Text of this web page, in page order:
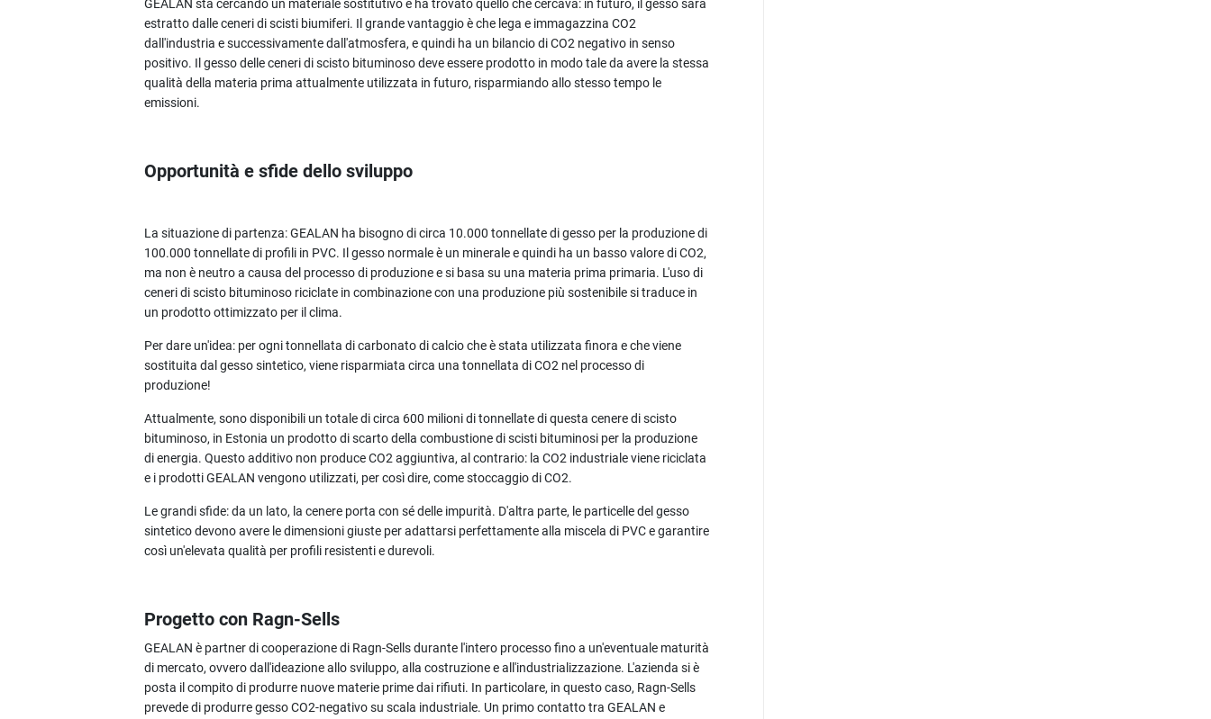
GEALAN sta cercando un materiale sostitutivo e ha trovato quello che cercava: in futuro, il gesso sarà
estratto dalle ceneri di scisti biumiferi. Il grande vantaggio è che lega e immagazzina CO2
dall'industria e successivamente dall'atmosfera, e quindi ha un bilancio di CO2 negativo in senso
positivo. Il gesso delle ceneri di scisto bituminoso deve essere prodotto in modo tale da avere la stessa
qualità della materia prima attualmente utilizzata in futuro, risparmiando allo stesso tempo le
emissioni.
Opportunità e sfide dello sviluppo
La situazione di partenza: GEALAN ha bisogno di circa 10.000 tonnellate di gesso per la produzione di
100.000 tonnellate di profili in PVC. Il gesso normale è un minerale e quindi ha un basso valore di CO2,
ma non è neutro a causa del processo di produzione e si basa su una materia prima primaria. L'uso di
ceneri di scisto bituminoso riciclate in combinazione con una produzione più sostenibile si traduce in
un prodotto ottimizzato per il clima.
Per dare un'idea: per ogni tonnellata di carbonato di calcio che è stata utilizzata finora e che viene
sostituita dal gesso sintetico, viene risparmiata circa una tonnellata di CO2 nel processo di
produzione!
Attualmente, sono disponibili un totale di circa 600 milioni di tonnellate di questa cenere di scisto
bituminoso, in Estonia un prodotto di scarto della combustione di scisti bituminosi per la produzione
di energia. Questo additivo non produce CO2 aggiuntiva, al contrario: la CO2 industriale viene riciclata
e i prodotti GEALAN vengono utilizzati, per così dire, come stoccaggio di CO2.
Le grandi sfide: da un lato, la cenere porta con sé delle impurità. D'altra parte, le particelle del gesso
sintetico devono avere le dimensioni giuste per adattarsi perfettamente alla miscela di PVC e garantire
così un'elevata qualità per profili resistenti e durevoli.
Progetto con Ragn-Sells
GEALAN è partner di cooperazione di Ragn-Sells durante l'intero processo fino a un'eventuale maturità
di mercato, ovvero dall'ideazione allo sviluppo, alla costruzione e all'industrializzazione. L'azienda si è
posta il compito di produrre nuove materie prime dai rifiuti. In particolare, in questo caso, Ragn-Sells
prevede di produrre gesso CO2-negativo su scala industriale. Un primo contatto tra GEALAN e